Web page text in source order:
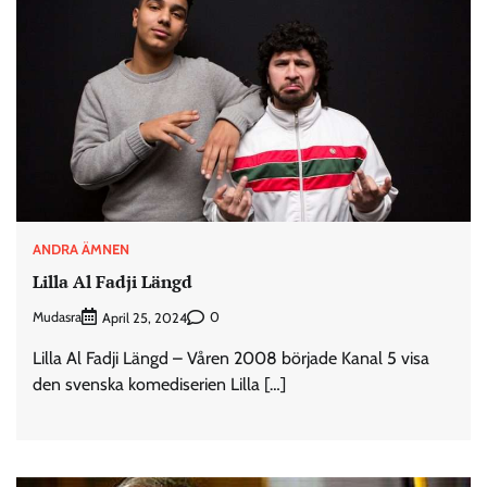
ANDRA ÄMNEN
Lilla Al Fadji Längd
Mudasra April 25, 2024 0
Lilla Al Fadji Längd – Våren 2008 började Kanal 5 visa
den svenska komediserien Lilla […]